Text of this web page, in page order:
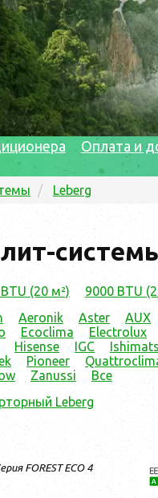
Оплата и
Leberg
(20 м²) 9000 BTU
Aeronik Aster AUX
Ecoclima Electrolux
Hisense IGC
Pioneer
Zanussi
Все
Leberg
FOREST ECO 4